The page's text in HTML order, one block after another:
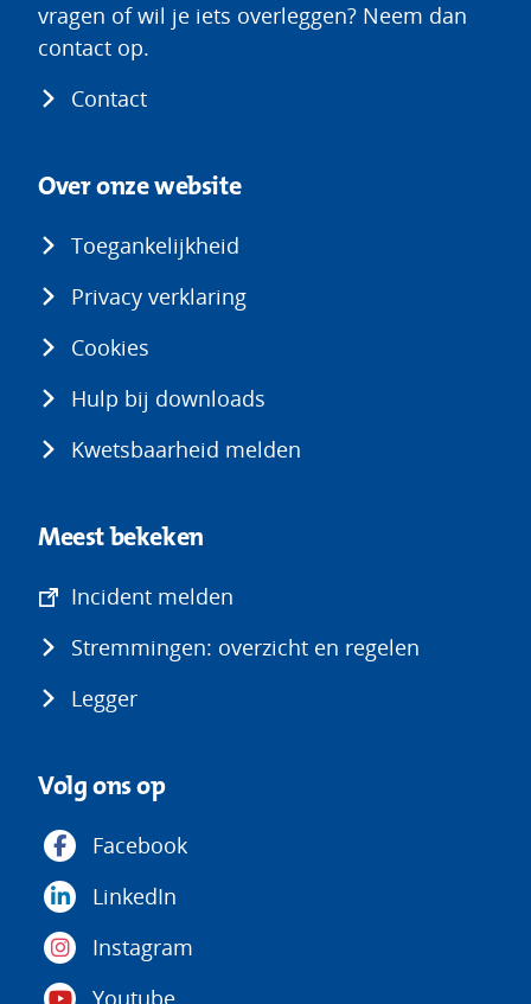
vragen of wil je iets overleggen? Neem dan
contact op.
Contact
Over onze website
Toegankelijkheid
Privacy verklaring
Cookies
Hulp bij downloads
Kwetsbaarheid melden
Meest bekeken
Incident melden
nieuw
Stremmingen: overzicht en regelen
Legger
Volg ons op
Facebook
LinkedIn
Instagram
Youtube